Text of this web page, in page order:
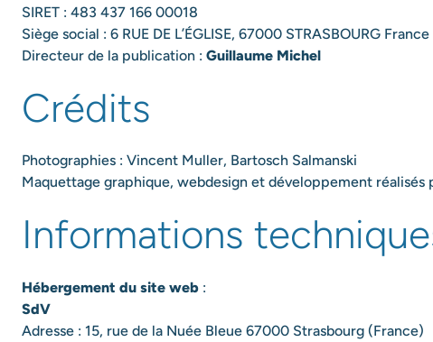
SIRET : 483 437 166 00018
Siège social : 6 RUE DE L’ÉGLISE, 67000 STRASBOURG France
Directeur de la publication : Guillaume Michel
Crédits
Photographies : Vincent Muller, Bartosch Salmanski
Maquettage graphique, webdesign et développement réalisés
Informations
Hébergement du site web :
SdV
Adresse : 15, rue de la Nuée Bleue 67000 Strasbourg (France)